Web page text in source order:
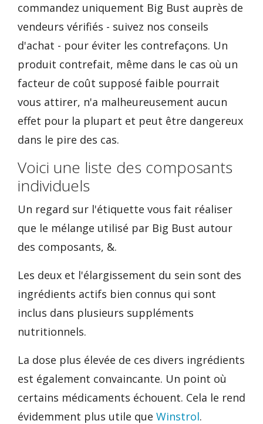
commandez uniquement Big Bust auprès de
vendeurs vérifiés - suivez nos conseils
d'achat - pour éviter les contrefaçons. Un
produit contrefait, même dans le cas où un
facteur de coût supposé faible pourrait
vous attirer, n'a malheureusement aucun
effet pour la plupart et peut être dangereux
dans le pire des cas.
Voici une liste des composants
individuels
Un regard sur l'étiquette vous fait réaliser
que le mélange utilisé par Big Bust autour
des composants, &.
Les deux et l'élargissement du sein sont des
ingrédients actifs bien connus qui sont
inclus dans plusieurs suppléments
nutritionnels.
La dose plus élevée de ces divers ingrédients
est également convaincante. Un point où
certains médicaments échouent. Cela le rend
évidemment plus utile que Winstrol.